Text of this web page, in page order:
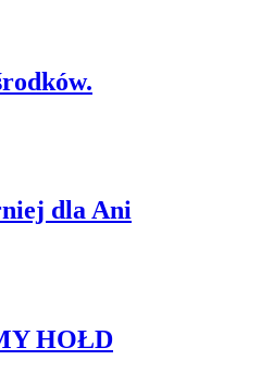
dla Ani
HOŁD